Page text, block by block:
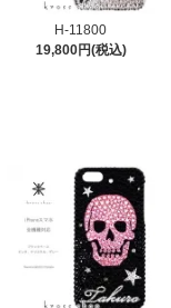
H-11800
19,800円(税込)